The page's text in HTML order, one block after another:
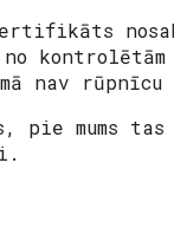
kontrolētām
nav
pie mums